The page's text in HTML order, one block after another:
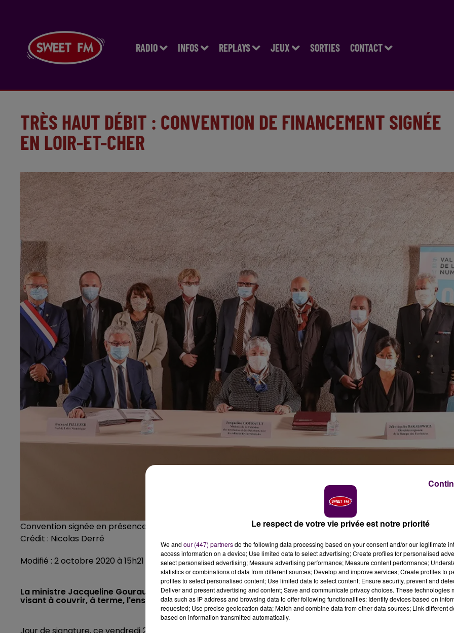
RADIO INFOS REPLAYS JEUX SORTIES CONTACT
TRÈS HAUT DÉBIT : CONVENTION DE FINANCEMENT SIGNÉE
EN LOIR-ET-CHER
Convention signée en présence de Jacqueline Gourault
Crédit : Nicolas Derré
Modifié : 2 octobre 2020 à 15h21 par La rédaction
La ministre Jacqueline Gourault était ce vendredi 2 octobre à Talcy pour la signature d'une convention
visant à couvrir, à terme, l'ensemble du territoire de Loir-et-Cher avec le tr-s haut débit.
Le respect de votre vie privée est notre priorité
We and our (447) partnersdo the following data processing based on your consent and/or our legitimate
access information on a device; Use limited data to select advertising; Create profiles for personalised
select personalised advertising; Measure advertising performance; Measure content performance;
statistics or combinations of data from different sources; Develop and improve services; Create profiles to
profiles to select personalised content; Use limited data to select content; Ensure security, prevent and
Deliver and present advertising and content; Save and communicate privacy choices. These technologies
data such as IP address and browsing data to offer following functionalities: Identify devices based on
requested; Use precise geolocation data; Match and combine data from other data sources; Link different
based on information transmitted automatically.